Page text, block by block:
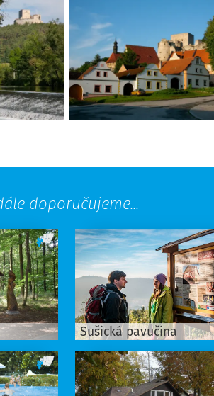
doporučujeme...
Sušická pavučina